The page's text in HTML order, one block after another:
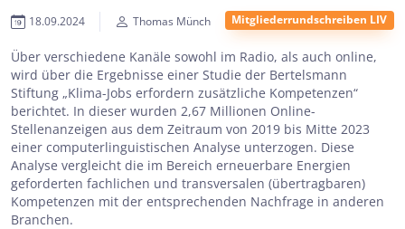
18.09.2024 Thomas Münch Mitgliederrundschreiben LIV
Über verschiedene Kanäle sowohl im Radio, als auch online,
wird über die Ergebnisse einer Studie der Bertelsmann
Stiftung „Klima-Jobs erfordern zusätzliche Kompetenzen“
berichtet. In dieser wurden 2,67 Millionen Online-
Stellenanzeigen aus dem Zeitraum von 2019 bis Mitte 2023
einer computerlinguistischen Analyse unterzogen. Diese
Analyse vergleicht die im Bereich erneuerbare Energien
geforderten fachlichen und transversalen (übertragbaren)
Kompetenzen mit der entsprechenden Nachfrage in anderen
Branchen.